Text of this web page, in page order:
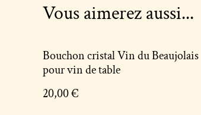
Vous aimerez aussi...
Bouchon cristal Vin du Beaujolais
pour vin de table
20,00 €